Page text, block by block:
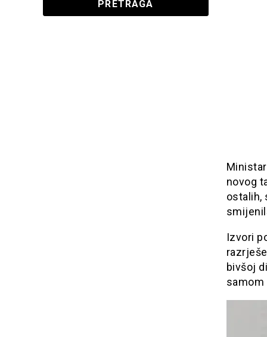
novog
ostalih,
Izvori
bivšoj
samom